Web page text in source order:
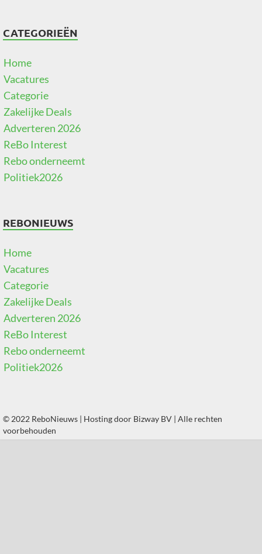
CATEGORIEËN
Home
Vacatures
Categorie
Zakelijke Deals
Adverteren 2026
ReBo Interest
Rebo onderneemt
Politiek2026
REBONIEUWS
Home
Vacatures
Categorie
Zakelijke Deals
Adverteren 2026
ReBo Interest
Rebo onderneemt
Politiek2026
© 2022 ReboNieuws | Hosting door Bizway BV | Alle rechten
voorbehouden